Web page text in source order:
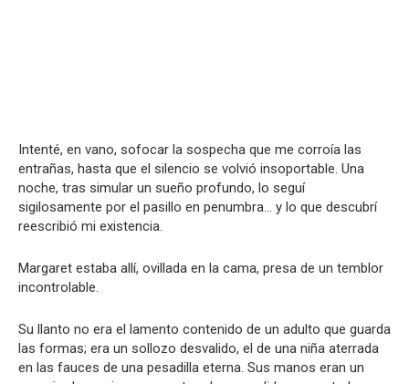
Intenté, en vano, sofocar la sospecha que me corroía las
entrañas, hasta que el silencio se volvió insoportable. Una
noche, tras simular un sueño profundo, lo seguí
sigilosamente por el pasillo en penumbra… y lo que descubrí
reescribió mi existencia.
Margaret estaba allí, ovillada en la cama, presa de un temblor
incontrolable.
Su llanto no era el lamento contenido de un adulto que guarda
las formas; era un sollozo desvalido, el de una niña aterrada
en las fauces de una pesadilla eterna. Sus manos eran un